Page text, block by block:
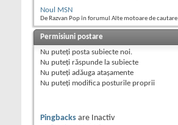
Noul MSN
De Razvan Pop în forumul Alte motoare de cautare
Permisiuni postare
Nu puteţi posta subiecte noi.
Nu puteţi răspunde la subiecte
Nu puteţi adăuga ataşamente
Nu puteţi modifica posturile proprii
Pingbacks are
Inactiv